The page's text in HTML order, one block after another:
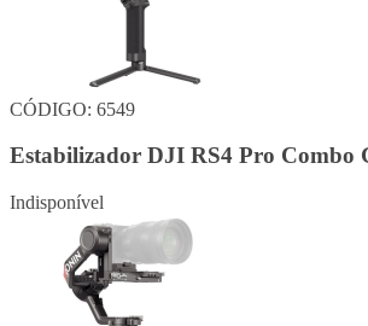
CÓDIGO: 6549
Estabilizador DJI RS4 Pro Combo
Indisponível